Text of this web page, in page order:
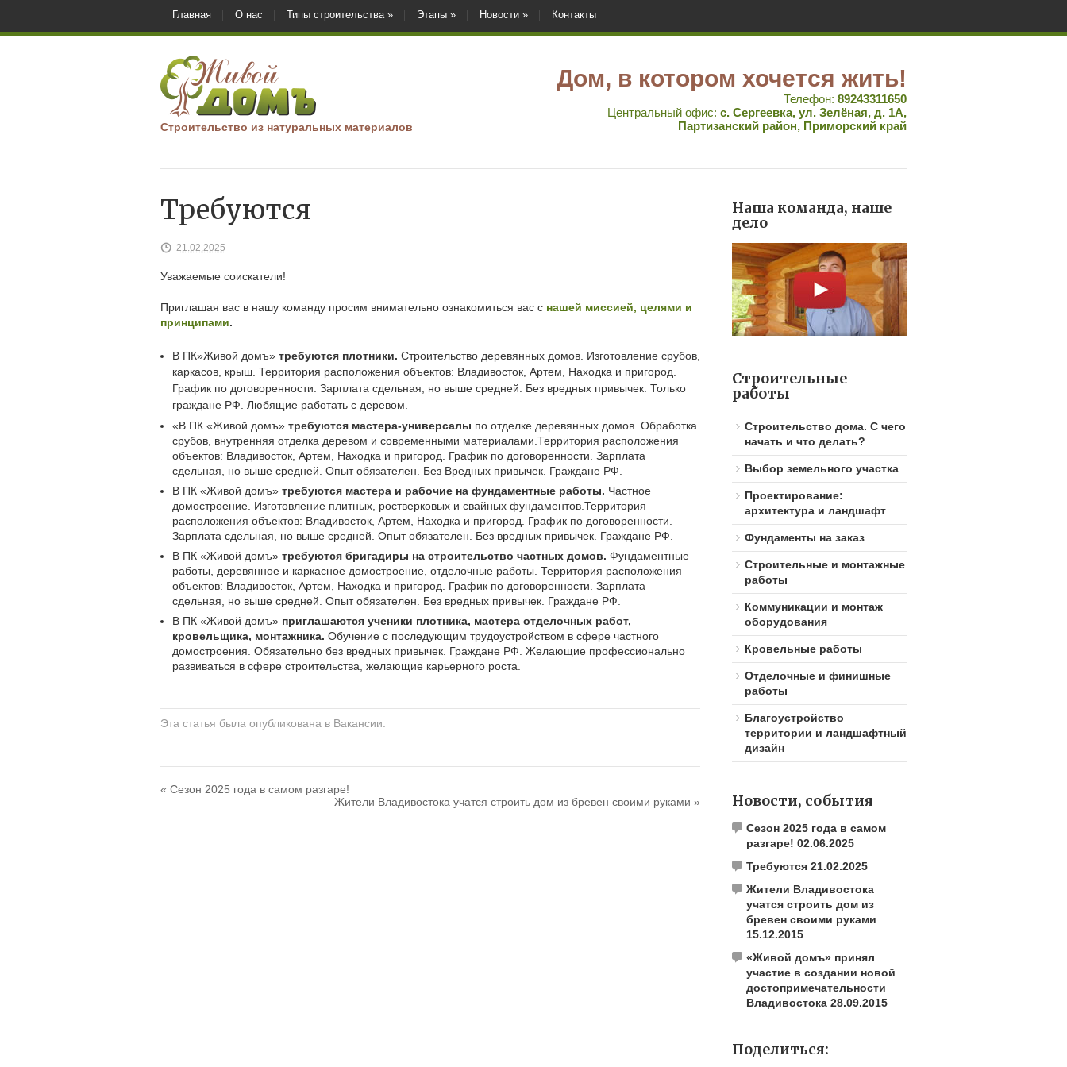
Главная О нас Типы строительства » Этапы » Новости » Контакты
Строительство из натуральных материалов
Дом, в котором хочется жить!
Телефон: 89243311650
Центральный офис: с. Сергеевка, ул. Зелёная, д. 1А,
Партизанский район, Приморский край
Требуются
21.02.2025
Уважаемые соискатели!
Приглашая вас в нашу команду просим внимательно ознакомиться вас с нашей миссией, целями и
принципами.
В ПК»Живой домъ» требуются плотники. Строительство деревянных домов. Изготовление срубов,
каркасов, крыш. Территория расположения объектов: Владивосток, Артем, Находка и пригород.
График по договоренности. Зарплата сдельная, но выше средней. Без вредных привычек. Только
граждане РФ. Любящие работать с деревом.
«В ПК «Живой домъ» требуются мастера-универсалы по отделке деревянных домов. Обработка
срубов, внутренняя отделка деревом и современными материалами.Территория расположения
объектов: Владивосток, Артем, Находка и пригород. График по договоренности. Зарплата
сдельная, но выше средней. Опыт обязателен. Без Вредных привычек. Граждане РФ.
В ПК «Живой домъ» требуются мастера и рабочие на фундаментные работы. Частное
домостроение. Изготовление плитных, ростверковых и свайных фундаментов.Территория
расположения объектов: Владивосток, Артем, Находка и пригород. График по договоренности.
Зарплата сдельная, но выше средней. Опыт обязателен. Без вредных привычек. Граждане РФ.
В ПК «Живой домъ» требуются бригадиры на строительство частных домов. Фундаментные
работы, деревянное и каркасное домостроение, отделочные работы. Территория расположения
объектов: Владивосток, Артем, Находка и пригород. График по договоренности. Зарплата
сдельная, но выше средней. Опыт обязателен. Без вредных привычек. Граждане РФ.
В ПК «Живой домъ» приглашаются ученики плотника, мастера отделочных работ,
кровельщика, монтажника. Обучение с последующим трудоустройством в сфере частного
домостроения. Обязательно без вредных привычек. Граждане РФ. Желающие профессионально
развиваться в сфере строительства, желающие карьерного роста.
Эта статья была опубликована в Вакансии
« Сезон 2025 года в самом разгаре!
Жители Владивостока учатся строить дом из бревен своими руками »
Наша команда, наше
дело
Строительные
работы
Строительство дома. С чего
начать и что делать?
Выбор земельного участка
Проектирование:
архитектура и ландшафт
Фундаменты на заказ
Строительные и монтажные
работы
Коммуникации и монтаж
оборудования
Кровельные работы
Отделочные и финишные
работы
Благоустройство
территории и ландшафтный
дизайн
Новости, события
Сезон 2025 года в самом
разгаре! 02.06.2025
Требуются 21.02.2025
Жители Владивостока
учатся строить дом из
бревен своими руками
15.12.2015
«Живой домъ» принял
участие в создании новой
достопримечательности
Владивостока 28.09.2015
Поделиться: